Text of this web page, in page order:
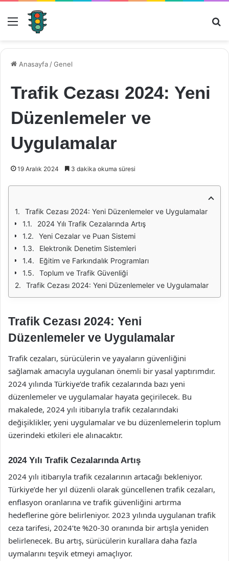
Menü
Anasayfa /Genel
Trafik Cezası 2024: Yeni
Düzenlemeler ve
Uygulamalar
19 Aralık 2024 3 dakika okuma süresi
Trafik Cezası 2024: Yeni Düzenlemeler ve Uygulamalar
2024 Yılı Trafik Cezalarında Artış
Yeni Cezalar ve Puan Sistemi
Elektronik Denetim Sistemleri
Eğitim ve Farkındalık Programları
Toplum ve Trafik Güvenliği
Trafik Cezası 2024: Yeni Düzenlemeler ve Uygulamalar
Trafik Cezası 2024: Yeni
Düzenlemeler ve Uygulamalar
Trafik cezaları, sürücülerin ve yayaların güvenliğini
sağlamak amacıyla uygulanan önemli bir yasal yaptırımdır.
2024 yılında Türkiye’de trafik cezalarında bazı yeni
düzenlemeler ve uygulamalar hayata geçirilecek. Bu
makalede, 2024 yılı itibarıyla trafik cezalarındaki
değişiklikler, yeni uygulamalar ve bu düzenlemelerin toplum
üzerindeki etkileri ele alınacaktır.
2024 Yılı Trafik Cezalarında Artış
2024 yılı itibarıyla trafik cezalarının artacağı bekleniyor.
Türkiye’de her yıl düzenli olarak güncellenen trafik cezaları,
enflasyon oranlarına ve trafik güvenliğini artırma
hedeflerine göre belirleniyor. 2023 yılında uygulanan trafik
ceza tarifesi, 2024’te %20-30 oranında bir artışla yeniden
belirlenecek. Bu artış, sürücülerin kurallara daha fazla
uymalarını teşvik etmeyi amaçlıyor.